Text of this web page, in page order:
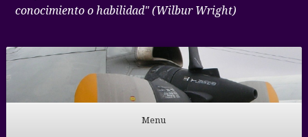
conocimiento o habilidad" (Wilbur Wright)
Menu